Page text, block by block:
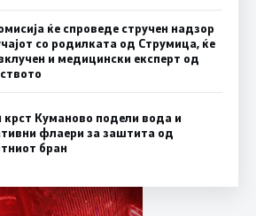
ќе спроведе стручен надзор
со родилката од Струмица, ќе
и медицински експерт од
крст Куманово подели вода и
флаери за заштита од
бран